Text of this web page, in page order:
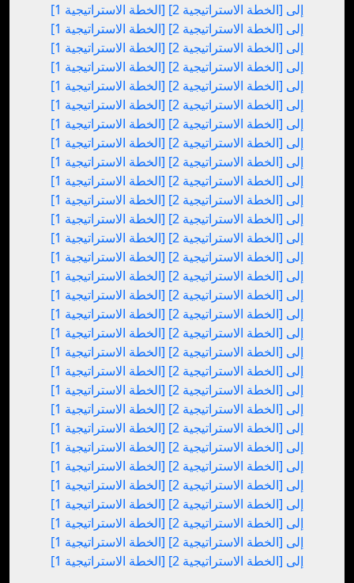
[الخطة الاستراتيجية 1] إلى [الخطة الاستراتيجية 2]
[الخطة الاستراتيجية 1] إلى [الخطة الاستراتيجية 2]
[الخطة الاستراتيجية 1] إلى [الخطة الاستراتيجية 2]
[الخطة الاستراتيجية 1] إلى [الخطة الاستراتيجية 2]
[الخطة الاستراتيجية 1] إلى [الخطة الاستراتيجية 2]
[الخطة الاستراتيجية 1] إلى [الخطة الاستراتيجية 2]
[الخطة الاستراتيجية 1] إلى [الخطة الاستراتيجية 2]
[الخطة الاستراتيجية 1] إلى [الخطة الاستراتيجية 2]
[الخطة الاستراتيجية 1] إلى [الخطة الاستراتيجية 2]
[الخطة الاستراتيجية 1] إلى [الخطة الاستراتيجية 2]
[الخطة الاستراتيجية 1] إلى [الخطة الاستراتيجية 2]
[الخطة الاستراتيجية 1] إلى [الخطة الاستراتيجية 2]
[الخطة الاستراتيجية 1] إلى [الخطة الاستراتيجية 2]
[الخطة الاستراتيجية 1] إلى [الخطة الاستراتيجية 2]
[الخطة الاستراتيجية 1] إلى [الخطة الاستراتيجية 2]
[الخطة الاستراتيجية 1] إلى [الخطة الاستراتيجية 2]
[الخطة الاستراتيجية 1] إلى [الخطة الاستراتيجية 2]
[الخطة الاستراتيجية 1] إلى [الخطة الاستراتيجية 2]
[الخطة الاستراتيجية 1] إلى [الخطة الاستراتيجية 2]
[الخطة الاستراتيجية 1] إلى [الخطة الاستراتيجية 2]
[الخطة الاستراتيجية 1] إلى [الخطة الاستراتيجية 2]
[الخطة الاستراتيجية 1] إلى [الخطة الاستراتيجية 2]
[الخطة الاستراتيجية 1] إلى [الخطة الاستراتيجية 2]
[الخطة الاستراتيجية 1] إلى [الخطة الاستراتيجية 2]
[الخطة الاستراتيجية 1] إلى [الخطة الاستراتيجية 2]
[الخطة الاستراتيجية 1] إلى [الخطة الاستراتيجية 2]
[الخطة الاستراتيجية 1] إلى [الخطة الاستراتيجية 2]
[الخطة الاستراتيجية 1] إلى [الخطة الاستراتيجية 2]
[الخطة الاستراتيجية 1] إلى [الخطة الاستراتيجية 2]
[الخطة الاستراتيجية 1] إلى [الخطة الاستراتيجية 2]